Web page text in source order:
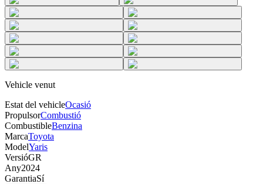
Vehicle venut
Estat del vehicleOcasió
PropulsorCombustió
CombustibleBenzina
MarcaToyota
ModelYaris
VersióGR
Any2024
GarantiaSí